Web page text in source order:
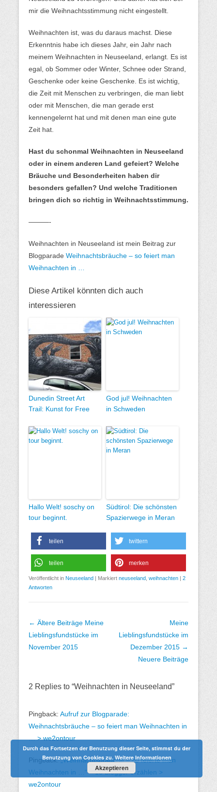
mir die Weihnachtsstimmung nicht eingestellt.
Weihnachten ist, was du daraus machst. Diese
Erkenntnis habe ich dieses Jahr, ein Jahr nach
meinem Weihnachten in Neuseeland, erlangt. Es ist
egal, ob Sommer oder Winter, Schnee oder Strand,
Geschenke oder keine Geschenke. Es ist wichtig,
die Zeit mit Menschen zu verbringen, die man liebt
oder mit Menschen, die man gerade erst
kennengelernt hat und mit denen man eine gute
Zeit hat.
Hast du schonmal Weihnachten in Neuseeland
oder in einem anderen Land gefeiert? Welche
Bräuche und Besonderheiten haben dir
besonders gefallen? Und welche Traditionen
bringen dich so richtig in Weihnachtsstimmung.
———-
Weihnachten in Neuseeland ist mein Beitrag zur
Blogparade Weihnachtsbräuche – so feiert man
Weihnachten in …
Diese Artikel könnten dich auch
interessieren
Dunedin Street Art
Trail: Kunst for Free
God jul! Weihnachten
in Schweden
Hallo Welt! soschy on
tour beginnt.
Südtirol: Die schönsten
Spazierwege in Meran
teilen twittern
teilen merken
Veröffentlicht in Neuseeland | Markiert neuseeland weihnachten | 2
Antworten
B
e
i
a
r
s
← Ältere Beiträge Meine
Lieblingsfundstücke im
November 2015
Meine
Lieblingsfundstücke im
Dezember 2015 →
Neuere Beiträge
2 Replies to “Weihnachten in Neuseeland”
Pingback: Aufruf zur Blogparade:
Weihnachtsbräuche – so feiert man Weihnachten in
… > we2ontour
Pingback:„Weihnachtsbräuche – so feierte man
Weihnachten in …“ – 15 Blogger erzählen >
we2ontour
Durch das Fortsetzen der Benutzung dieser Seite, stimmst du der
Benutzung von Cookies zu.Weitere Informationen
Akzeptieren